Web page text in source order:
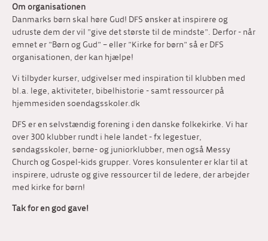
Om organisationen
Danmarks børn skal høre Gud! DFS ønsker at inspirere og
udruste dem der vil ”give det største til de mindste”. Derfor - når
emnet er ”Børn og Gud” – eller ”Kirke for børn” så er DFS
organisationen, der kan hjælpe!
Vi tilbyder kurser, udgivelser med inspiration til klubben med
bl.a. lege, aktiviteter, bibelhistorie - samt ressourcer på
hjemmesiden soendagsskoler.dk
DFS er en selvstændig forening i den danske folkekirke. Vi har
over 300 klubber rundt i hele landet - fx legestuer,
søndagsskoler, børne- og juniorklubber, men også Messy
Church og Gospel-kids grupper. Vores konsulenter er klar til at
inspirere, udruste og give ressourcer til de ledere, der arbejder
med kirke for børn!
Tak for en god gave!